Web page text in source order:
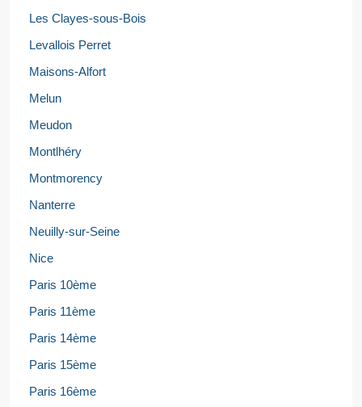
Les Clayes-sous-Bois
Levallois Perret
Maisons-Alfort
Melun
Meudon
Montlhéry
Montmorency
Nanterre
Neuilly-sur-Seine
Nice
Paris 10ème
Paris 11ème
Paris 14ème
Paris 15ème
Paris 16ème